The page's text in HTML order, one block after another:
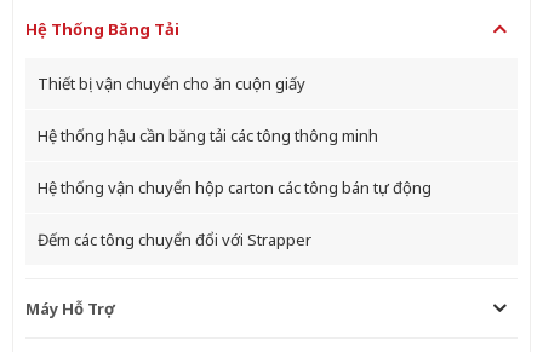
Hệ Thống Băng Tải
Thiết bị vận chuyển cho ăn cuộn giấy
Hệ thống hậu cần băng tải các tông thông minh
Hệ thống vận chuyển hộp carton các tông bán tự động
Đếm các tông chuyển đổi với Strapper
Máy Hỗ Trợ